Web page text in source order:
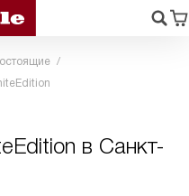
в Санкт-